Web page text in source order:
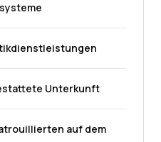
Unterkunft
auf dem